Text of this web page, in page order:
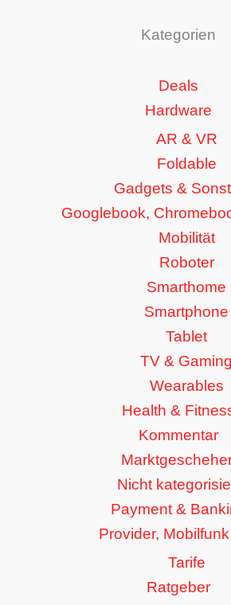
Kategorien
Deals
Hardware
AR & VR
Foldable
Gadgets &
Googlebook,
Mobilität
Roboter
Smarthome
Smartphone
Tablet
TV & Gaming
Wearables
Health &
Kommentar
Nicht
Payment &
Provider,
Tarife
Ratgeber